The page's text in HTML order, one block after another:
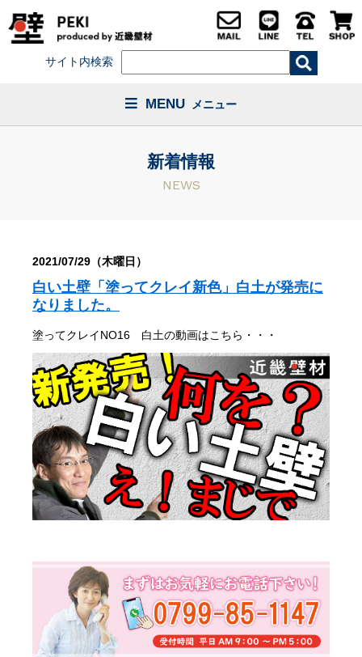
サイト内検索
MENU メニュー
新着情報
NEWS
2021/07/29（木曜日）
白い土壁「塗ってクレイ新色」白土が発売に
なりました。
塗ってクレイNO16 白土の動画はこちら・・・